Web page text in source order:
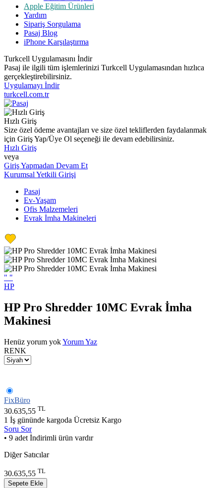
Apple Eğitim Ürünleri
Yardım
Sipariş Sorgulama
Pasaj Blog
iPhone Karşılaştırma
Turkcell Uygulamasını İndir
Pasaj ile ilgili tüm işlemlerinizi Turkcell Uygulamasından hızlıca
gerçekleştirebilirsiniz.
Uygulamayı İndir
turkcell.com.tr
Hızlı Giriş
Size özel ödeme avantajları ve size özel tekliflerden faydalanmak
için Giriş Yap/Üye Ol seçeneği ile devam edebilirsiniz.
Hızlı Giriş
veya
Giriş Yapmadan Devam Et
Kurumsal Yetkili Girişi
Pasaj
Ev-Yaşam
Ofis Malzemeleri
Evrak İmha Makineleri
" "
HP
HP Pro Shredder 10MC Evrak İmha
Makinesi
Henüz yorum yokYorum Yaz
RENK
FixBüro
30.635,55 TL
1 İş gününde kargoda Ücretsiz Kargo
Soru Sor
• 9 adet İndirimli ürün vardır
Diğer Satıcılar
30.635,55 TL
Sepete Ekle